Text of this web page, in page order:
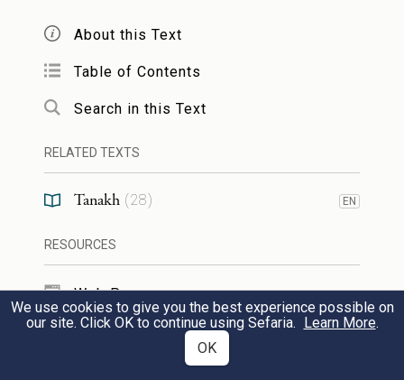
שמואל ב' יא, כד ), כתוב
למ"דהפעל,
אֲנָשִׁים בַּקָּשֶׁת (שמואל
לַחֹמֶר וָֽאֶתְמַשֵּׁל כֶּֽעָפָר
וָאֵֽפֶר (
אֶתְכֶם בְּיַד־אֵל
), כלם עניןהשלכה. ומענין זה פירש
אדוני אבי ז"ל מִי כָמֹהוּמוֹרֶֽה(איוב לו,
), פירושו משליך ומוריד לארץ כענין
About this Text
Table of Contents
Search in this Text
RELATED TEXTS
Tanakh (28) EN
RESOURCES
Web Pages
We use cookies to give you the best experience possible on
our site. Click OK to continue using Sefaria. Learn More.
OK